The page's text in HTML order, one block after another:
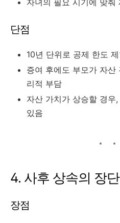
단점
10년 단위로 공제 한도
증여 후에도 부모가 자산
리적 부담
자산 가치가 상승할 경우,
있음
4. 사후 상속의 장
장점